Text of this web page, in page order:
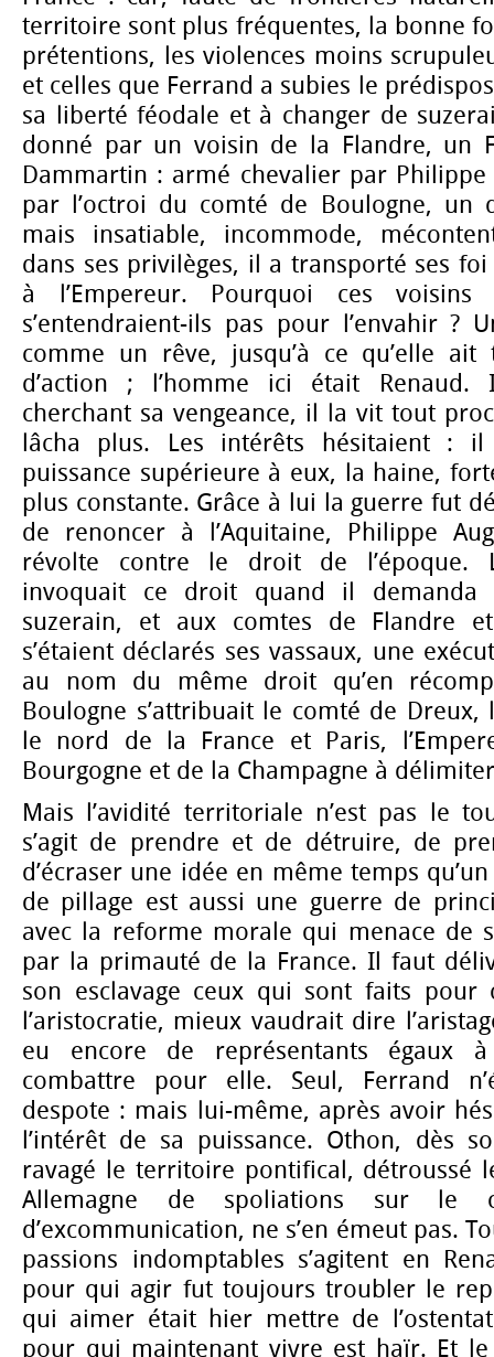
territoire sont plus fréquentes, la bonne
prétentions, les violences moins
et celles que Ferrand a subies le
sa liberté féodale et à changer de
donné par un voisin de la Flandre, un
Dammartin : armé chevalier par Philippe
par l’octroi du comté de Boulogne, un
mais insatiable, incommode,
dans ses privilèges, il a transporté ses
à l’Empereur. Pourquoi ces
s’entendraient-ils pas pour l’envahir ?
comme un rêve, jusqu’à ce qu’elle
d’action ; l’homme ici était
cherchant sa vengeance, il la vit tout
lâcha plus. Les intérêts hésitaient :
puissance supérieure à eux, la haine,
plus constante. Grâce à lui la guerre fut
de renoncer à l’Aquitaine, Philippe
révolte contre le droit de l’époque.
invoquait ce droit quand il demanda
suzerain, et aux comtes de Flandre
s’étaient déclarés ses vassaux, une
au nom du même droit qu’en
Boulogne s’attribuait le comté de
le nord de la France et Paris,
Bourgogne et de la Champagne à
Mais l’avidité territoriale n’est pas le
s’agit de prendre et de détruire, de
d’écraser une idée en même temps
de pillage est aussi une guerre de
avec la reforme morale qui menace de
par la primauté de la France. Il faut
son esclavage ceux qui sont faits pour
l’aristocratie, mieux vaudrait dire
eu encore de représentants égaux
combattre pour elle. Seul, Ferrand
despote : mais lui-même, après avoir
l’intérêt de sa puissance. Othon, dès
ravagé le territoire pontifical, détroussé
Allemagne de spoliations sur le
d’excommunication, ne s’en émeut pas.
passions indomptables s’agitent en
pour qui agir fut toujours troubler le
qui aimer était hier mettre de
pour qui maintenant vivre est haïr. Et